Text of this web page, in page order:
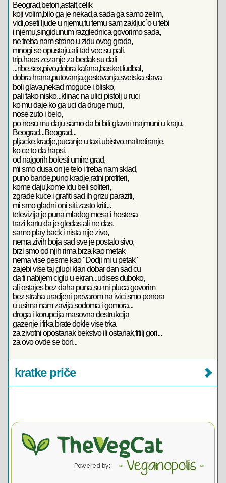
Beograd,beton,asfalt,celik
koji volim,bilo ga je nekad,a sada ga samo zelim,
vidi,oseti ljude u njemu,tu temu sam zakljuc`o u tebi
i njemu,singidunum razglednica govorimo sada,
ne treba nam strano u zidu ovog grada,
mnogi se opustaju,ali tad vec su pali,
trip,haos zezanje za bedak su dali
...ribe,sex,pivo,dobra kafana,basket,fudbal,
dobra hrana,putovanja,gostovanja,svetska slava
boli glava,nekad moguce i blisko,
pali tako nisko...klinac na ulici pistolj u ruci
ko mu daje ko ga uci da druge muci,
nose zuto i belo,
po nosu mu daju samo da bi bili glavni majmuni u kraju,
Beograd...Beograd...
pljacke,kradje,pucanje u taxi,ubistvo,maltretiranje,
ko ce to da hapsi,
od najgorih bolesti umire grad,
mi smo dusa on je telo i treba nam sklad,
puno bande,puno kradje,ratni profiteri,
kome daju,kome idu beli soliteri,
zgrade kuce i grafiti sad ih grizu paraziti,
mi smo gladni oni siti,zasto kriti...
televizija je puna mladog mesa i hostesa
trazi kartu da je gledas ali ne das,
samo play back i nista nije zivo,
nema zivih boja sad sve je postalo sivo,
brzi smo od njih rima brza kao metak
nema vise pesme kao "Dodji mi u petak"
zajebi vise taj glupi klan dobar dan sad cu
da ti nabijem ciglu u ekran...udises duboko,
ali ostajes bez daha puna su mi pluca govorim
bez straha uradjeni prevarom na ivici smo ponora
u usima nam zavija sodoma i gomora...
droga i korupcija masovna destrukcija
gazenje i frka brate dokle vise trka
za zivotni opostanak bekstvo ili ostanak,fitilj gori...
za ovo ovde se bori...
kratke priče